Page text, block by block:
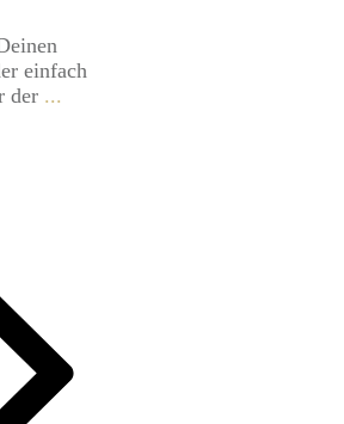
einfach
der ...